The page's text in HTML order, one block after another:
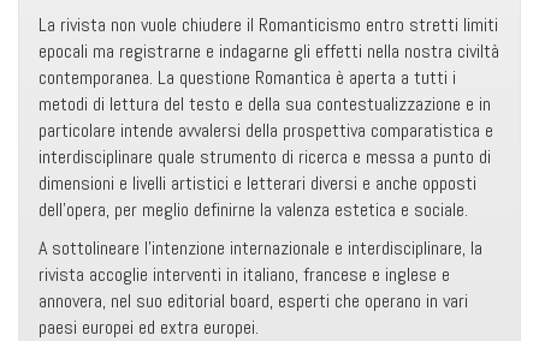
La rivista non vuole chiudere il Romanticismo entro stretti limiti
epocali ma registrarne e indagarne gli effetti nella nostra civiltà
contemporanea. La questione Romantica è aperta a tutti i
metodi di lettura del testo e della sua contestualizzazione e in
particolare intende avvalersi della prospettiva comparatistica e
interdisciplinare quale strumento di ricerca e messa a punto di
dimensioni e livelli artistici e letterari diversi e anche opposti
dell’opera, per meglio definirne la valenza estetica e sociale.
A sottolineare l’intenzione internazionale e interdisciplinare, la
rivista accoglie interventi in italiano, francese e inglese e
annovera, nel suo editorial board, esperti che operano in vari
paesi europei ed extra europei.